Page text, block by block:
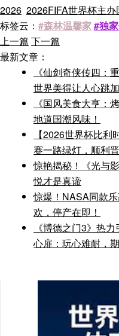
2026 2026FIFA世界杯主办
标签云： #森林温馨家#独
上一篇 下一篇
最新文章：
《仙剑奇侠传四：
世界美得让人心跳加
《国风美食大亨：
地道国潮风味！
【2026世界杯比
赛一路绿灯，顺利
惊艳揭秘！《光与
悦才是真谛
惊爆！NASA同款
欢，停产在即！
《博德之门3》热
心扉：玩心难耐，